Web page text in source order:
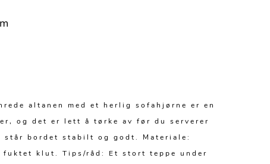
altanen med et herlig sofahjørne er en
og det er lett å tørke av før du serverer
bordet stabilt og godt. Materiale:
fuktet klut. Tips/råd: Et stort teppe under